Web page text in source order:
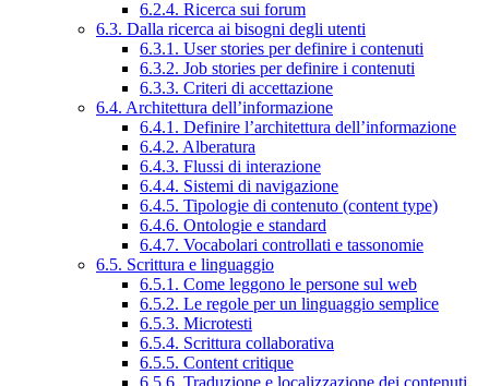
6.2.4. Ricerca sui forum
6.3. Dalla ricerca ai bisogni degli utenti
6.3.1. User stories per definire i contenuti
6.3.2. Job stories per definire i contenuti
6.3.3. Criteri di accettazione
6.4. Architettura dell’informazione
6.4.1. Definire l’architettura dell’informazione
6.4.2. Alberatura
6.4.3. Flussi di interazione
6.4.4. Sistemi di navigazione
6.4.5. Tipologie di contenuto (content type)
6.4.6. Ontologie e standard
6.4.7. Vocabolari controllati e tassonomie
6.5. Scrittura e linguaggio
6.5.1. Come leggono le persone sul web
6.5.2. Le regole per un linguaggio semplice
6.5.3. Microtesti
6.5.4. Scrittura collaborativa
6.5.5. Content critique
6.5.6. Traduzione e localizzazione dei contenuti